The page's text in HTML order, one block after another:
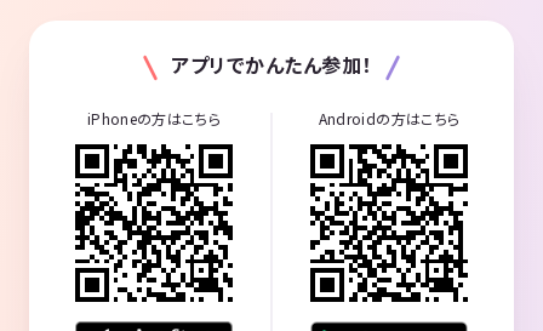
アプリでかんたん参加！
iPhoneの方はこちら Androidの方はこちら